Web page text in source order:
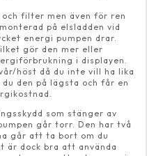
filter men även för ren
på elsladden vid
energi pumpen drar.
gör den mer eller
i displayen.
höst då du inte vill ha lika
den på lägsta och får en
som stänger av
går torr. Den har två
går att ta bort om du
är dock bra att använda